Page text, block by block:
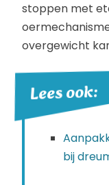
stoppen met
overgewicht
Lees ook:
bij